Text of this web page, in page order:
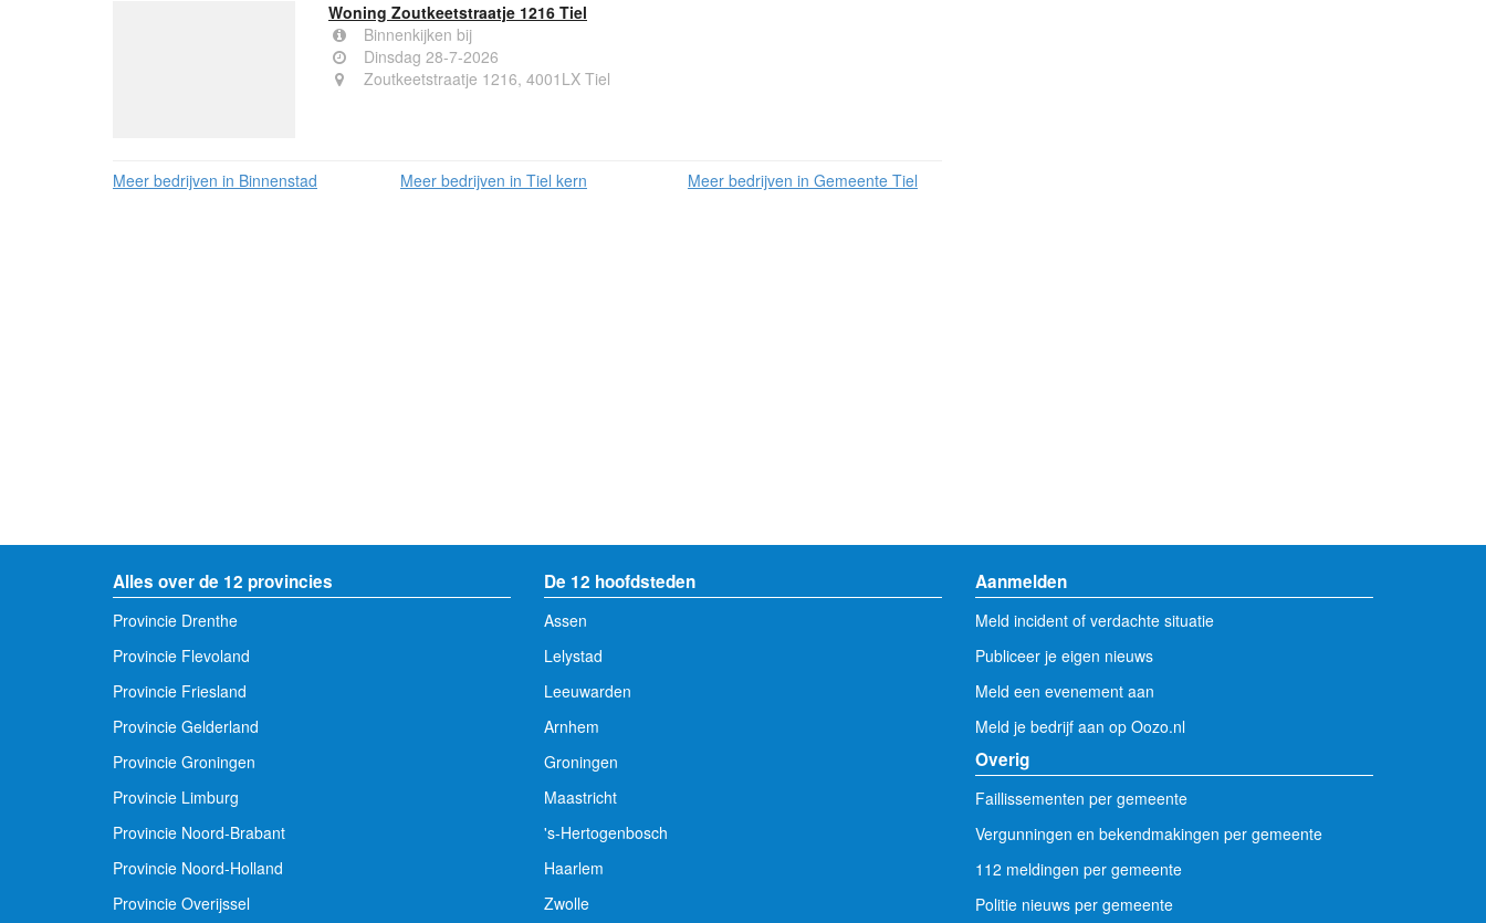
Woning Zoutkeetstraatje 1216 Tiel
Binnenkijken bij
Dinsdag 28-7-2026
Zoutkeetstraatje 1216, 4001LX Tiel
Meer bedrijven in Binnenstad Meer bedrijven in Tiel kern Meer bedrijven in Gemeente Tiel
Alles over de 12 provincies
Provincie Drenthe
Provincie Flevoland
Provincie Friesland
Provincie Gelderland
Provincie Groningen
Provincie Limburg
Provincie Noord-Brabant
Provincie Noord-Holland
Provincie Overijssel
De 12 hoofdsteden
Assen
Lelystad
Leeuwarden
Arnhem
Groningen
Maastricht
's-Hertogenbosch
Haarlem
Zwolle
Aanmelden
Meld incident of verdachte situatie
Publiceer je eigen nieuws
Meld een evenement aan
Meld je bedrijf aan op Oozo.nl
Overig
Faillissementen per gemeente
Vergunningen en bekendmakingen per gemeente
112 meldingen per gemeente
Politie nieuws per gemeente